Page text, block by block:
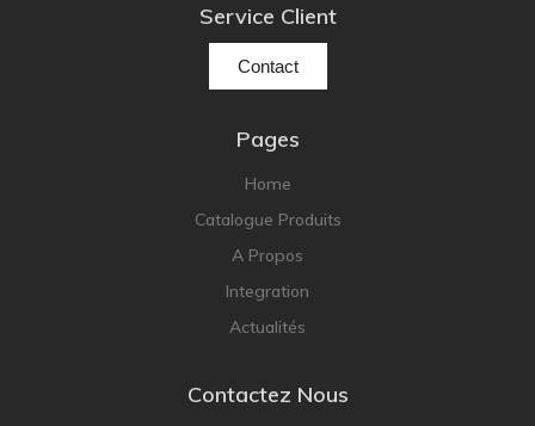
Service Client
Contact
Pages
Home
Catalogue Produits
A Propos
Integration
Actualités
Contactez Nous